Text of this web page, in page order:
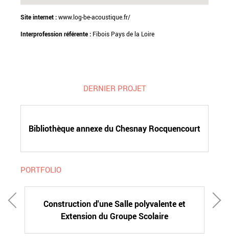
Site internet :www.log-be-acoustique.fr/
Interprofession référente : Fibois Pays de la Loire
DERNIER PROJET
Bibliothèque annexe du Chesnay Rocquencourt
PORTFOLIO
Construction d'une Salle polyvalente et
Extension du Groupe Scolaire